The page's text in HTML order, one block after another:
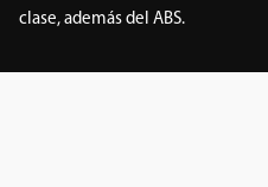
clase, además del ABS.